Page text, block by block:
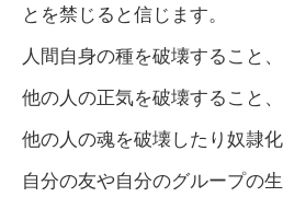
とを禁じると信じます。
人間自身の種を破壊すること、
他の人の正気を破壊すること、
他の人の魂を破壊したり奴隷化
自分の友や自分のグループの